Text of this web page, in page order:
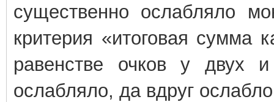
существенно ослабляло
критерия «итоговая сумма
равенстве очков у двух
ослабляло, да вдруг